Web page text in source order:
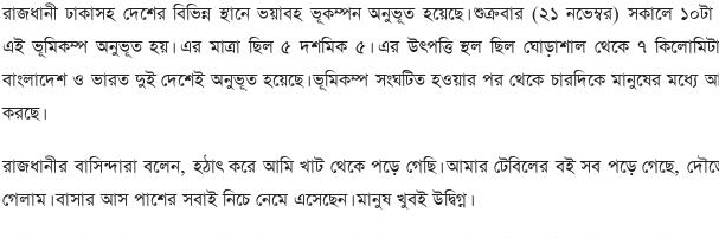
রাজধানী ঢাকাসহ দেশের বিভিন্ন স্থানে ভয়াবহ ভূকম্পন অনুভূত হয়েছে। শুক্রবার (২১ নভেম্বর) সকালে ১০টা
এই ভূমিকম্প অনুভূত হয়। এর মাত্রা ছিল ৫ দশমিক ৫। এর উৎপত্তি স্থল ছিল ঘোড়াশাল থেকে ৭
বাংলাদেশ ও ভারত দুই দেশেই অনুভূত হয়েছে। ভূমিকম্প সংঘটিত হওয়ার পর থেকে চারদিকে মানুষের মধ্যে
করছে।
রাজধানীর বাসিন্দারা বলেন, হঠাৎ করে আমি খাট থেকে পড়ে গেছি। আমার টেবিলের বই সব পড়ে গেছে,
গেলাম। বাসার আস পাশের সবাই নিচে নেমে এসেছেন। মানুষ খুবই উদ্বিগ্ন।
মাওলানা তারেক জামিলের
ছেলের মৃত্যু
আন্তর্জাতিক
আরেকটি রেকর্ড
আর্কাইভ থেকে
দেশের ১১তম প্রধানমন্ত্রী হলেন
তারেক রহমান
আর্কাইভ থেকে
নতুন মন্ত্রিসভা ৫০ সদস্যের হতে
পারে, ২৫ পূর্ণমন্ত্রী, প্রতিমন্ত্রী